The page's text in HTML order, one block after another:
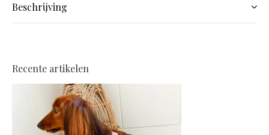
Beschrijving
Recente artikelen